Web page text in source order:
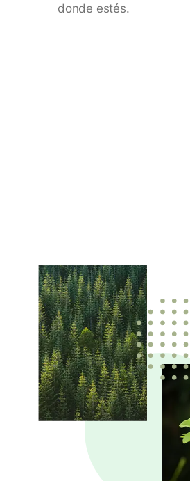
donde estés.